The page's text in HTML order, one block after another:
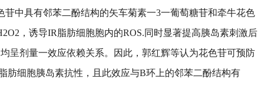
苷中具有邻苯二酚结构的矢车菊素一3一葡萄糖苷和牵牛花色
，诱导IR脂肪细胞胞内的ROS.同时显著提高胰岛素刺激后
呈剂量一效应依赖关系。因此，郭红辉等认为花色苷可预防
肪细胞胰岛素抗性 ，且此效应与B环上的邻苯二酚结构有